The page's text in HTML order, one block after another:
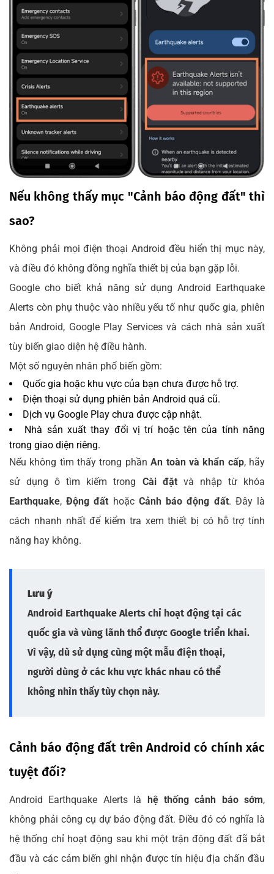
Nếu không thấy mục "Cảnh báo động đất" thì
sao?
Không phải mọi điện thoại Android đều hiển thị mục này,
và điều đó không đồng nghĩa thiết bị của bạn gặp lỗi.
Google cho biết khả năng sử dụng Android Earthquake
Alerts còn phụ thuộc vào nhiều yếu tố như quốc gia, phiên
bản Android, Google Play Services và cách nhà sản xuất
tùy biến giao diện hệ điều hành.
Một số nguyên nhân phổ biến gồm:
Quốc gia hoặc khu vực của bạn chưa được hỗ trợ.
Điện thoại sử dụng phiên bản Android quá cũ.
Dịch vụ Google Play chưa được cập nhật.
Nhà sản xuất thay đổi vị trí hoặc tên của tính năng
trong giao diện riêng.
Nếu không tìm thấy trong phầnAn toàn và khẩn cấp, hãy
sử dụng ô tìm kiếm trong Cài đặtvà nhập từ khóa
Earthquake,Động đất hoặc Cảnh báo động đất. Đây là
cách nhanh nhất để kiểm tra xem thiết bị có hỗ trợ tính
năng hay không.
Lưu ý
Android Earthquake Alerts chỉ hoạt động tại các
quốc gia và vùng lãnh thổ được Google triển khai.
Vì vậy, dù sử dụng cùng một mẫu điện thoại,
người dùng ở các khu vực khác nhau có thể
không nhìn thấy tùy chọn này.
Cảnh báo động đất trên Android có chính xác
tuyệt đối?
Android Earthquake Alerts là hệ thống cảnh báo sớm,
không phải công cụ dự báo động đất. Điều đó có nghĩa là
hệ thống chỉ hoạt động sau khi một trận động đất đã bắt
đầu và các cảm biến ghi nhận được tín hiệu địa chấn đầu